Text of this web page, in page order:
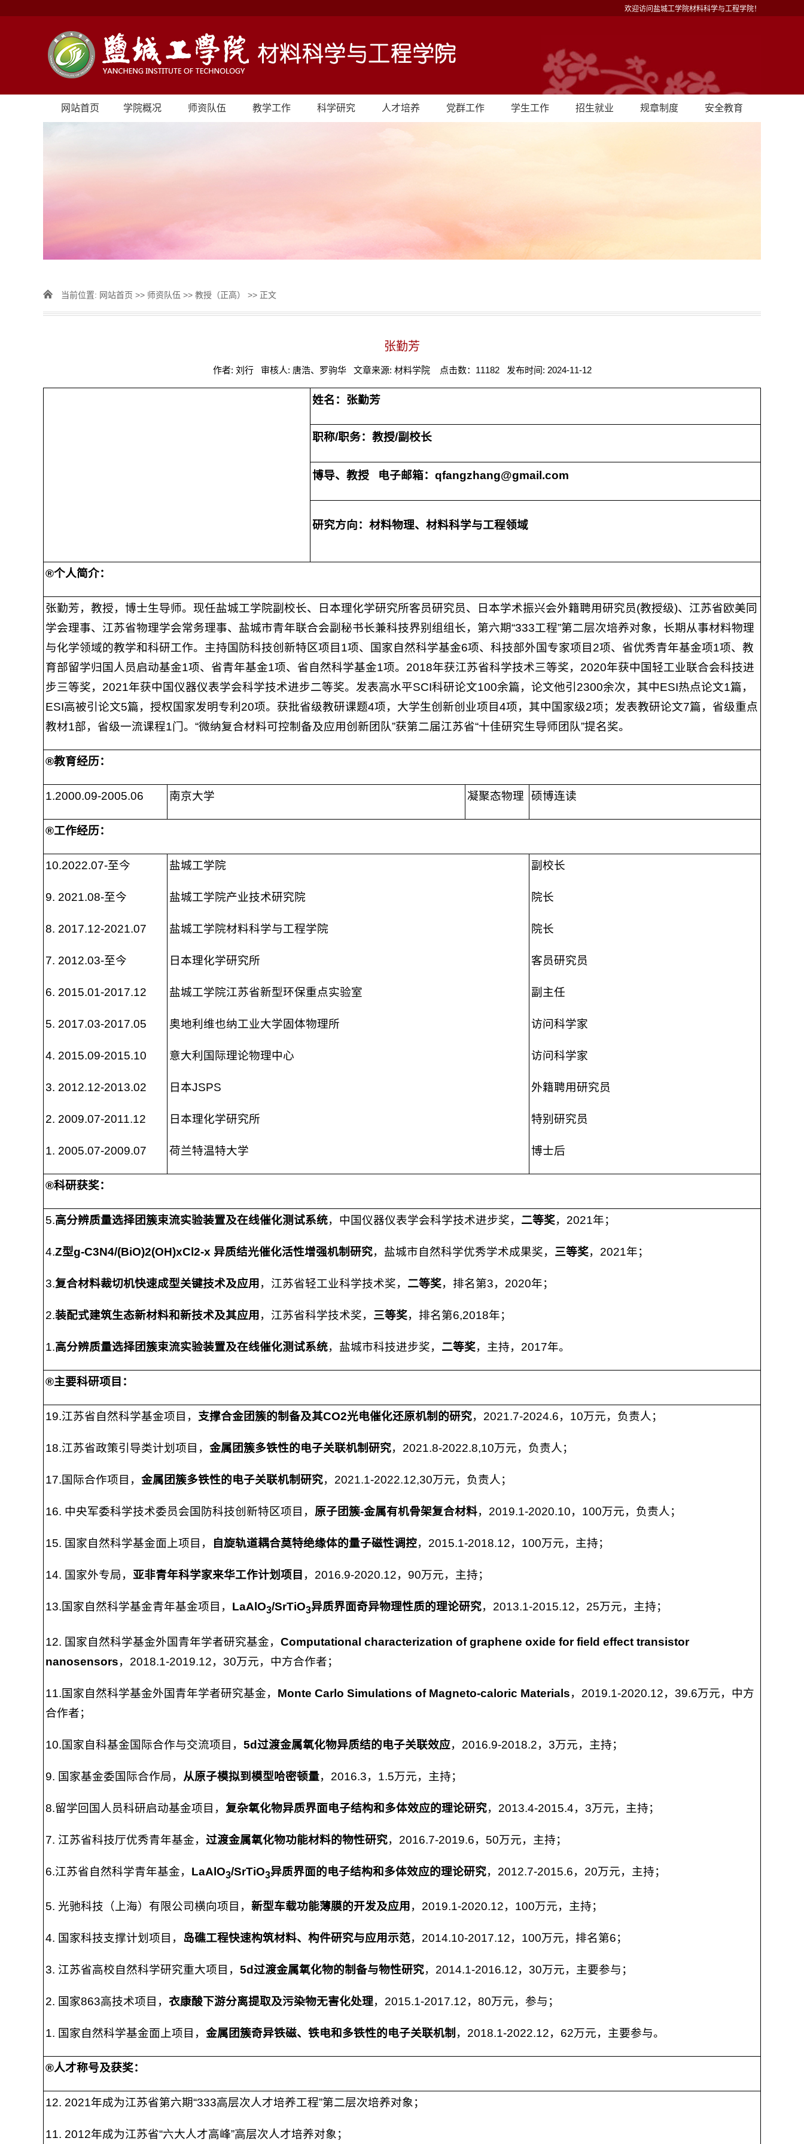
欢迎访问盐城工学院材料科学与工程学院！
网站首页 学院概况 师资队伍 教学工作 科学研究 人才培养 党群工作 学生工作 招生就业 规章制度 安全教育
当前位置: 网站首页 >> 师资队伍 >> 教授（正高） >> 正文
张勤芳
作者: 刘行 审核人: 唐浩、罗驹华 文章来源: 材料学院 点击数： 11182发布时间: 2024-11-12
姓名：张勤芳
职称/职务：教授/副校长
博导、教授 电子邮箱： qfangzhang@gmail.com
研究方向：材料物理、材料科学与工程领域
®个人简介：
张勤芳，教授，博士生导师。现任盐城工学院副校长、日本理化学研究所客员研究员、日本学术振兴会外籍聘用研究员(教授级)、江苏省欧美同
学会理事、江苏省物理学会常务理事、盐城市青年联合会副秘书长兼科技界别组组长，第六期“333工程”第二层次培养对象，长期从事材料物理
与化学领域的教学和科研工作。主持国防科技创新特区项目1项、国家自然科学基金6项、科技部外国专家项目2项、省优秀青年基金项1项、教
育部留学归国人员启动基金1项、省青年基金1项、省自然科学基金1项。2018年获江苏省科学技术三等奖，2020年获中国轻工业联合会科技进
步三等奖，2021年获中国仪器仪表学会科学技术进步二等奖。发表高水平SCI科研论文100余篇，论文他引2300余次，其中ESI热点论文1篇，
ESI高被引论文5篇，授权国家发明专利20项。获批省级教研课题4项，大学生创新创业项目4项，其中国家级2项；发表教研论文7篇，省级重点
教材1部，省级一流课程1门。“微纳复合材料可控制备及应用创新团队”获第二届江苏省“十佳研究生导师团队”提名奖。
®教育经历：
1.2000.09-2005.06 南京大学 凝聚态物理 硕博连读
®工作经历：
10.2022.07-至今
9. 2021.08-至今
8. 2017.12-2021.07
7. 2012.03-至今
6. 2015.01-2017.12
5. 2017.03-2017.05
4. 2015.09-2015.10
3. 2012.12-2013.02
2. 2009.07-2011.12
1. 2005.07-2009.07
盐城工学院
盐城工学院产业技术研究院
盐城工学院材料科学与工程学院
日本理化学研究所
盐城工学院江苏省新型环保重点实验室
奥地利维也纳工业大学固体物理所
意大利国际理论物理中心
日本JSPS
日本理化学研究所
荷兰特温特大学
副校长
院长
院长
客员研究员
副主任
访问科学家
访问科学家
外籍聘用研究员
特别研究员
博士后
®科研获奖：
5.高分辨质量选择团簇束流实验装置及在线催化测试系统，中国仪器仪表学会科学技术进步奖， 二等奖，2021年；
4.Z型g-C3N4/(BiO)2(OH)xCl2-x 异质结光催化活性增强机制研究，盐城市自然科学优秀学术成果奖， 三等奖，2021年；
3.复合材料裁切机快速成型关键技术及应用 ，江苏省轻工业科学技术奖， 二等奖，排名第3，2020年；
2.装配式建筑生态新材料和新技术及其应用 ，江苏省科学技术奖， 三等奖，排名第6,2018年；
1.高分辨质量选择团簇束流实验装置及在线催化测试系统，盐城市科技进步奖， 二等奖，主持，2017年。
®主要科研项目：
19.江苏省自然科学基金项目， 支撑合金团簇的制备及其CO2光电催化还原机制的研究，2021.7-2024.6，10万元，负责人；
18.江苏省政策引导类计划项目， 金属团簇多铁性的电子关联机制研究，2021.8-2022.8,10万元，负责人；
17.国际合作项目， 金属团簇多铁性的电子关联机制研究，2021.1-2022.12,30万元，负责人；
16. 中央军委科学技术委员会国防科技创新特区项目， 原子团簇-金属有机骨架复合材料，2019.1-2020.10，100万元，负责人；
15. 国家自然科学基金面上项目， 自旋轨道耦合莫特绝缘体的量子磁性调控，2015.1-2018.12，100万元，主持；
14. 国家外专局， 亚非青年科学家来华工作计划项目 ，2016.9-2020.12，90万元，主持；
13.国家自然科学基金青年基金项目， LaAlO3/SrTiO3异质界面奇异物理性质的理论研究，2013.1-2015.12，25万元，主持；
12. 国家自然科学基金外国青年学者研究基金， Computational characterization of graphene oxide for field effect transistor
nanosensors，2018.1-2019.12，30万元，中方合作者；
11.国家自然科学基金外国青年学者研究基金， Monte Carlo Simulations of Magneto-caloric Materials，2019.1-2020.12，39.6万元，中方
合作者；
10.国家自科基金国际合作与交流项目， 5d过渡金属氧化物异质结的电子关联效应，2016.9-2018.2，3万元，主持；
9. 国家基金委国际合作局， 从原子模拟到模型哈密顿量，2016.3，1.5万元，主持；
8.留学回国人员科研启动基金项目， 复杂氧化物异质界面电子结构和多体效应的理论研究，2013.4-2015.4，3万元，主持；
7. 江苏省科技厅优秀青年基金， 过渡金属氧化物功能材料的物性研究，2016.7-2019.6，50万元，主持；
6.江苏省自然科学青年基金， LaAlO3/SrTiO3异质界面的电子结构和多体效应的理论研究，2012.7-2015.6，20万元，主持；
5. 光驰科技（上海）有限公司横向项目， 新型车载功能薄膜的开发及应用 ，2019.1-2020.12，100万元，主持；
4. 国家科技支撑计划项目， 岛礁工程快速构筑材料、构件研究与应用示范，2014.10-2017.12，100万元，排名第6；
3. 江苏省高校自然科学研究重大项目， 5d过渡金属氧化物的制备与物性研究，2014.1-2016.12，30万元，主要参与；
2. 国家863高技术项目， 衣康酸下游分离提取及污染物无害化处理，2015.1-2017.12，80万元，参与；
1. 国家自然科学基金面上项目， 金属团簇奇异铁磁、铁电和多铁性的电子关联机制 ，2018.1-2022.12，62万元，主要参与。
®人才称号及获奖：
12. 2021年成为江苏省第六期“333高层次人才培养工程”第二层次培养对象；
11. 2012年成为江苏省“六大人才高峰”高层次人才培养对象；